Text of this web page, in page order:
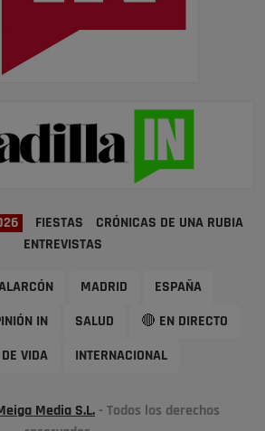
FIESTAS
CRÓNICAS DE UNA RUBIA
ENTREVISTAS
MADRID ESPAÑA
IN SALUD 🔴 EN DIRECTO
VIDA INTERNACIONAL
Media S.L. - Todos los derechos